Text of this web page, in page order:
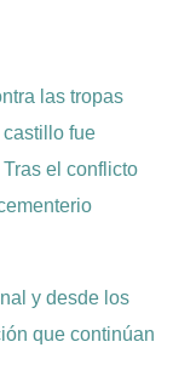
las tropas
fue
el conflicto
y desde los
que continúan